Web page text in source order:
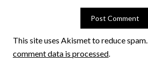
This site uses Akismet to reduce spam.
comment data is processed.